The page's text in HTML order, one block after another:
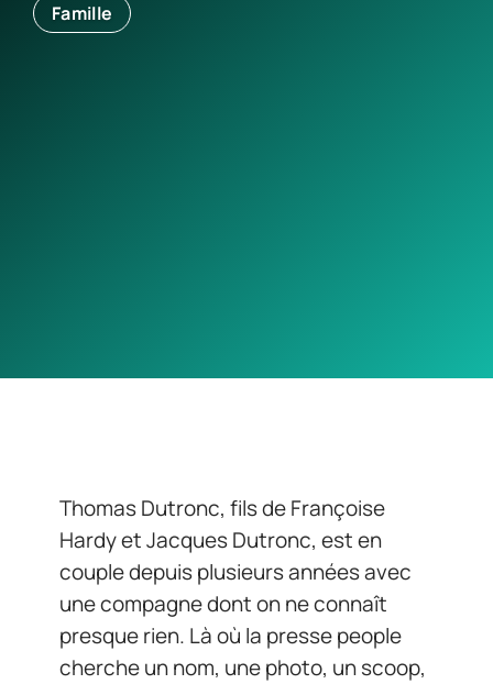
Famille
Thomas Dutronc, fils de Françoise
Hardy et Jacques Dutronc, est en
couple depuis plusieurs années avec
une compagne dont on ne connaît
presque rien. Là où la presse people
cherche un nom, une photo, un scoop,